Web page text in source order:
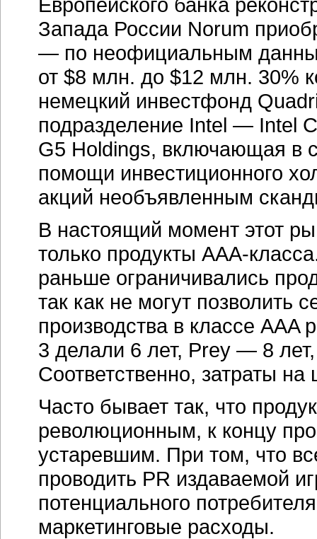
Запада России Norum
— по неофициальным
от $8 млн. до $12 млн. 30%
немецкий инвестфонд
подразделение Intel — Intel
G5 Holdings, включающая в
помощи инвестиционного
акций необъявленным
В настоящий момент этот
только продукты AAA-
раньше ограничивались
так как не могут
производства в классе AAA
3 делали 6 лет, Prey — 8
Соответственно, затраты
Часто бывает так, что
революционным, к концу
устаревшим. При том, что
проводить PR издаваемой
потенциального
маркетинговые расходы.